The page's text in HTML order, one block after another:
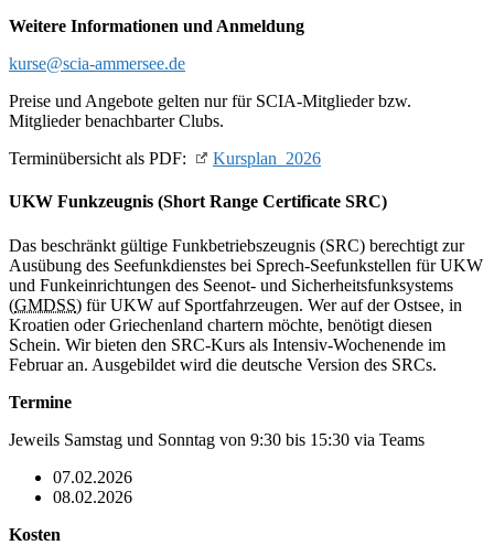
Weitere Informationen und Anmeldung
kurse@scia-ammersee.de
Preise und Angebote gelten nur für SCIA-Mitglieder bzw.
Mitglieder benachbarter Clubs.
Terminübersicht als PDF:
Kursplan_2026
UKW Funkzeugnis (Short Range Certificate SRC)
Das beschränkt gültige Funkbetriebszeugnis (SRC) berechtigt zur
Ausübung des Seefunkdienstes bei Sprech-Seefunkstellen für UKW
und Funkeinrichtungen des Seenot- und Sicherheitsfunksystems
(GMDSS) für UKW auf Sportfahrzeugen. Wer auf der Ostsee, in
Kroatien oder Griechenland chartern möchte, benötigt diesen
Schein. Wir bieten den SRC-Kurs als Intensiv-Wochenende im
Februar an. Ausgebildet wird die deutsche Version des SRCs.
Termine
Jeweils Samstag und Sonntag von 9:30 bis 15:30 via Teams
07.02.2026
08.02.2026
Kosten